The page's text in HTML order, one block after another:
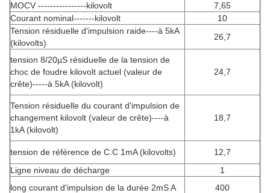
MOCV ----------------kilovolt
7,65
Courant nominal-------kilovolt
10
Tension résiduelle d'impulsion raide----à 5kA
(kilovolts)
26,7
tension 8/20µS résiduelle de la tension de
choc de foudre kilovolt actuel (valeur de
crête)-----à 5kA (kilovolt)
24,7
Tension résiduelle du courant d'impulsion de
changement kilovolt (valeur de crête)----à
1kA (kilovolt)
18,7
tension de référence de C.C 1mA (kilovolts)
12,7
Ligne niveau de décharge
1
long courant d'impulsion de la durée 2mS A
400